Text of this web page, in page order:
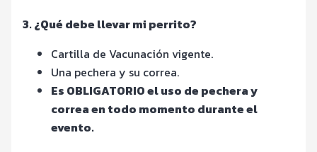
3. ¿Qué debe llevar mi perrito?
Cartilla de Vacunación vigente.
Una pechera y su correa.
Es OBLIGATORIO el uso de pechera y
correa en todo momento durante el
evento.